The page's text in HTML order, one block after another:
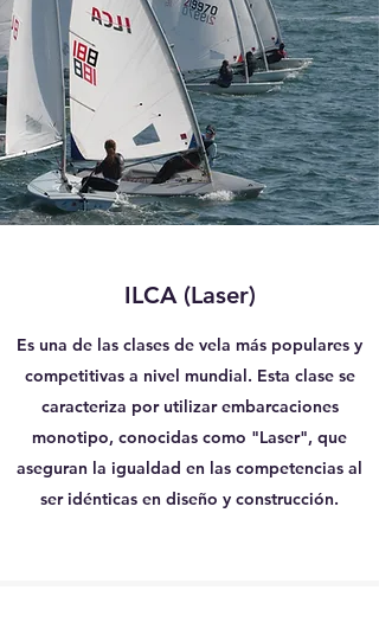
ILCA (Laser)
Es una de las clases de vela más populares y
competitivas a nivel mundial. Esta clase se
caracteriza por utilizar embarcaciones
monotipo, conocidas como "Laser", que
aseguran la igualdad en las competencias al
ser idénticas en diseño y construcción.